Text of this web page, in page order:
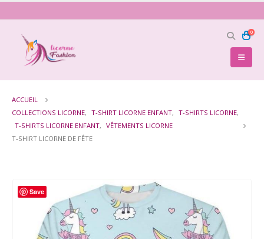
0
ACCUEIL
COLLECTIONS LICORNE, T-SHIRT LICORNE ENFANT, T-SHIRTS LICORNE,
T-SHIRTS LICORNE ENFANT, VÊTEMENTS LICORNE
T-SHIRT LICORNE DE FÊTE
Save